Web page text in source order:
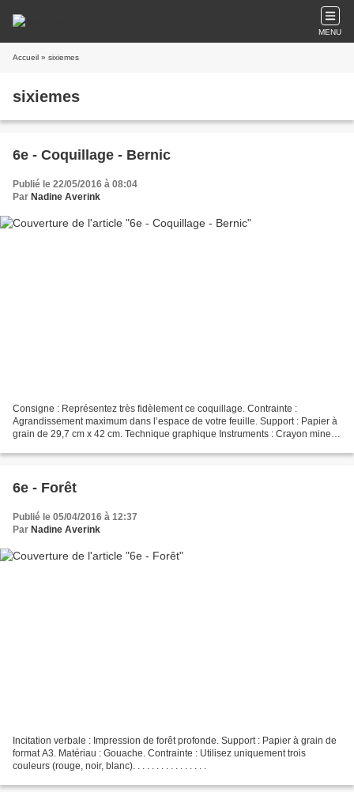
MENU
Accueil » sixiemes
sixiemes
6e - Coquillage - Bernic
Publié le 22/05/2016 à 08:04
Par Nadine Averink
Consigne : Représentez très fidèlement ce coquillage. Contrainte :
Agrandissement maximum dans l’espace de votre feuille. Support : Papier à
grain de 29,7 cm x 42 cm. Technique graphique Instruments : Crayon mine
6e - Forêt
Publié le 05/04/2016 à 12:37
Par Nadine Averink
Incitation verbale : Impression de forêt profonde. Support : Papier à grain de
format A3. Matériau : Gouache. Contrainte : Utilisez uniquement trois
couleurs (rouge, noir, blanc). . . . . . . . . . . . . . . .